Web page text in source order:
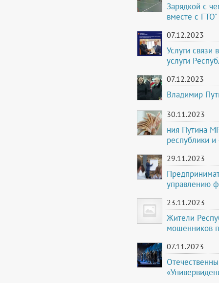
Зарядкой с
вместе с ГТО"
07.12.2023
Услуги
услуги
07.12.2023
Владимир
30.11.2023
ния Путина
республики
29.11.2023
управлению
23.11.2023
Жители
мошенников
07.11.2023